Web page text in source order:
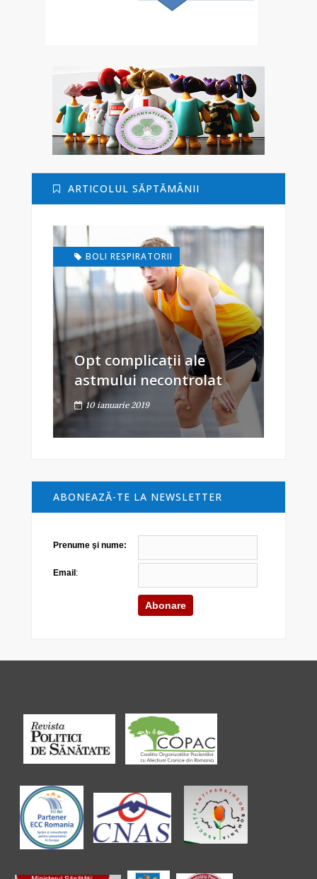
ARTICOLUL SĂPTĂMÂNII
BOLI RESPIRATORII
Opt complicații ale
astmului necontrolat
10 ianuarie 2019
ABONEAZĂ-TE LA NEWSLETTER
Prenume şi nume:
Email :